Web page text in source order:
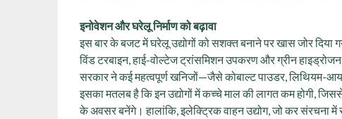
इनोवेशन और घरेलू निर्माण को बढ़ावा
इस बार के बजट में घरेलू उद्योगों को सशक्त बनाने पर खास जोर
विंड टरबाइन, हाई-वोल्टेज ट्रांसमिशन उपकरण और ग्रीन हाइड्रोजन
सरकार ने कई महत्वपूर्ण खनिजों—जैसे कोबाल्ट पाउडर, लिथियम-
इसका मतलब है कि इन उद्योगों में कच्चे माल की लागत कम होगी,
के अवसर बनेंगे। हालांकि, इलेक्ट्रिक वाहन उद्योग, जो कर संरचना